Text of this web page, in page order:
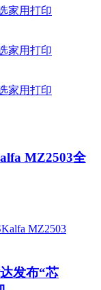
MZ2503全
发布“芯